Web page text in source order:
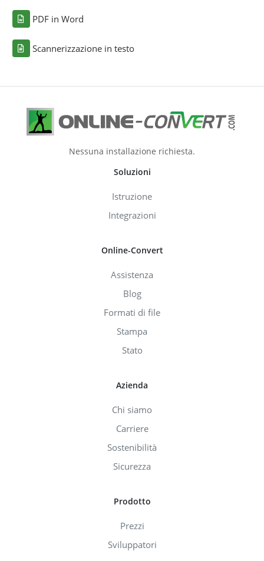
PDF in Word
Scannerizzazione in testo
Nessuna installazione richiesta.
Soluzioni
Istruzione
Integrazioni
Online-Convert
Assistenza
Blog
Formati di file
Stampa
Stato
Azienda
Chi siamo
Carriere
Sostenibilità
Sicurezza
Prodotto
Prezzi
Sviluppatori